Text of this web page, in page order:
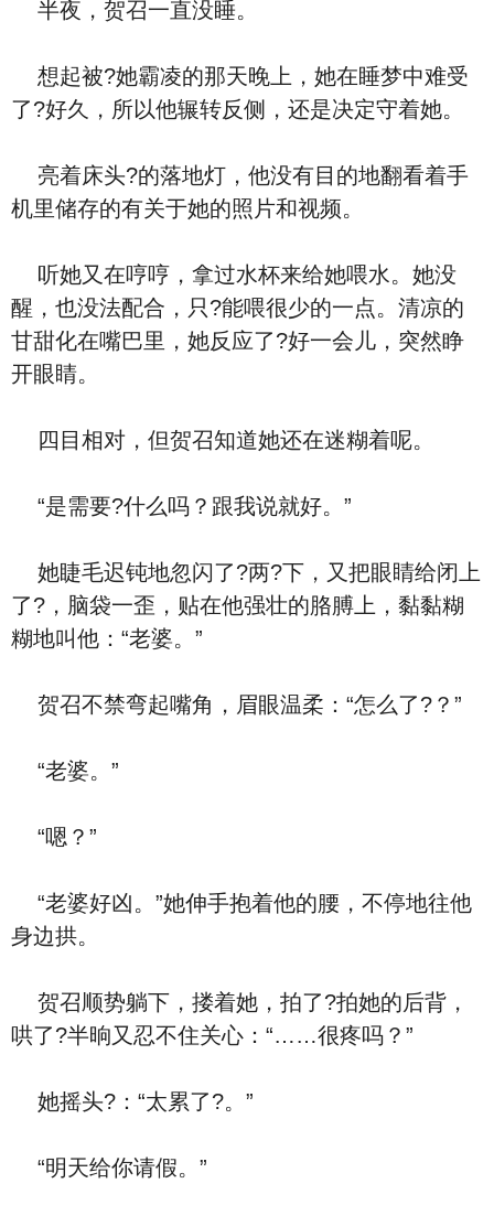
半夜，贺召一直没睡。
想起被?她霸凌的那天晚上，她在睡梦中难受
了?好久，所以他辗转反侧，还是决定守着她。
亮着床头?的落地灯，他没有目的地翻看着手
机里储存的有关于她的照片和视频。
听她又在哼哼，拿过水杯来给她喂水。她没
醒，也没法配合，只?能喂很少的一点。清凉的
甘甜化在嘴巴里，她反应了?好一会儿，突然睁
开眼睛。
四目相对，但贺召知道她还在迷糊着呢。
“是需要?什么吗？跟我说就好。”
她睫毛迟钝地忽闪了?两?下，又把眼睛给闭上
了?，脑袋一歪，贴在他强壮的胳膊上，黏黏糊
糊地叫他：“老婆。”
贺召不禁弯起嘴角，眉眼温柔：“怎么了?？”
“老婆。”
“嗯？”
“老婆好凶。”她伸手抱着他的腰，不停地往他
身边拱。
贺召顺势躺下，搂着她，拍了?拍她的后背，
哄了?半晌又忍不住关心：“……很疼吗？”
她摇头?：“太累了?。”
“明天给你请假。”